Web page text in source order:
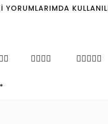
YORUMLARIMDA
*